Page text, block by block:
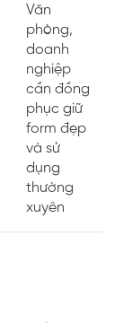
Văn
phòng,
doanh
nghiệp
cần đồng
phục giữ
form đẹp
và sử
dụng
thường
xuyên